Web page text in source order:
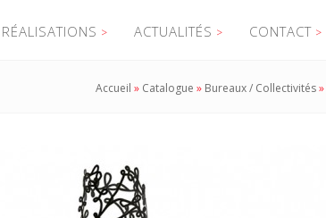
RÉALISATIONS ACTUALITÉS CONTACT
Accueil » Catalogue » Bureaux / Collectivités»